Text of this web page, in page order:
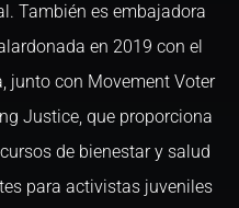
También es embajadora
en 2019 con el
junto con Movement Voter
Justice, que proporciona
de bienestar y salud
para activistas juveniles